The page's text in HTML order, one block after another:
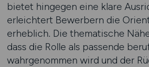
bietet hingegen eine klare
erleichtert Bewerbern die
erheblich. Die thematische
dass die Rolle als passende
wahrgenommen wird und der